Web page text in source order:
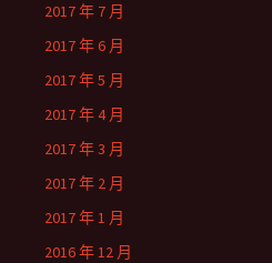
2017 年 7 月
2017 年 6 月
2017 年 5 月
2017 年 4 月
2017 年 3 月
2017 年 2 月
2017 年 1 月
2016 年 12 月